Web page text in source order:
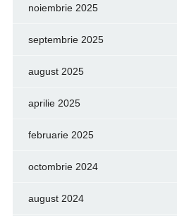
noiembrie 2025
septembrie 2025
august 2025
aprilie 2025
februarie 2025
octombrie 2024
august 2024